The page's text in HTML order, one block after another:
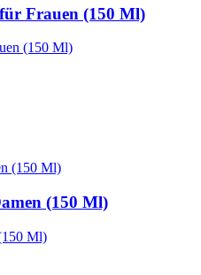
Frauen (150 Ml)
(150 Ml)
(150 Ml)
Ml)